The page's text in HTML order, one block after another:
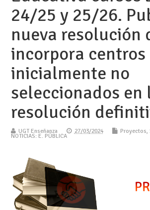
24/25 y 25/26.
nueva resolución
incorpora centros
inicialmente no
seleccionados en
resolución
UGT Enseñanza 27/03/2024 Proyectos,
NOTICIAS: E. PÚBLICA